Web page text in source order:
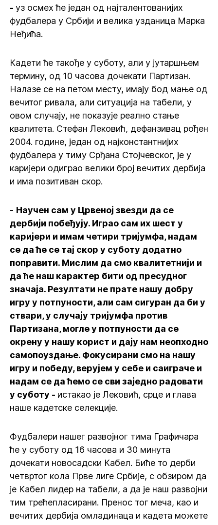
- уз осмех ће један од најталентованијих
фудбалера у Србији и велика узданица Марка
Неђића.
Кадети ће такође у суботу, али у јутаршњем
термину, од 10 часова дочекати Партизан.
Налазе се на петом месту, имају бод мање од
вечитог ривала, али ситуација на табели, у
овом случају, не показује реално стање
квалитета. Стефан Лековић, дефанзивац рођен
2004. године, један од најконстантнијих
фудбалера у тиму Срђана Стојчевског, је у
каријери одиграо велики број вечитих дербија
и има позитиван скор.
- Научен сам у Црвеној звезди да се
дербији побеђују. Играо сам их шест у
каријери и имам четири тријумфа, надам
се да ће се тај скор у суботу додатно
поправити. Мислим да смо квалитетнији и
да ће наш карактер бити од пресудног
значаја. Резултати не прате нашу добру
игру у потпуности, али сам сигуран да би у
ствари, у случају тријумфа против
Партизана, могле у потпуности да се
окрену у нашу корист и дају нам неопходно
самопоуздање. Фокусирани смо на нашу
игру и победу, верујем у себе и саиграче и
надам се да ћемо се сви заједно радовати
у суботу - истакао је Лековић, срце и глава
наше кадетске селекције.
Фудбалери нашег развојног тима Графичара
ће у суботу од 16 часова и 30 минута
дочекати новосадски Кабел. Биће то дерби
четвртог кола Прве лиге Србије, с обзиром да
је Кабел лидер на табели, а да је наш развојни
тим трећепласирани. Пренос тог меча, као и
вечитих дербија омладинаца и кадета можете